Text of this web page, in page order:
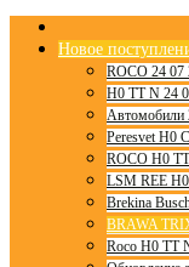
Новое
ROCO 24 07
H0 TT N 24
Автомобили
Peresvet H0
ROCO H0
LSM REE H0
Brekina
BRAWA
Roco H0 TT